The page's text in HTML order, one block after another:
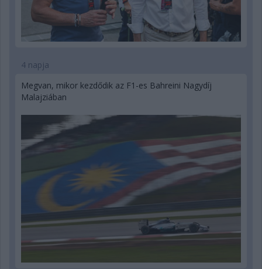
4 napja
Megvan, mikor kezdődik az F1-es Bahreini Nagydíj
Malajziában